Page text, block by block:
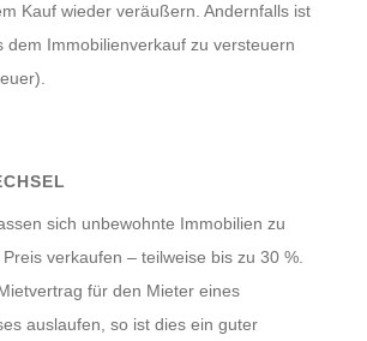
Kauf wieder veräußern. Andernfalls ist
dem Immobilienverkauf zu versteuern
sich unbewohnte Immobilien zu
verkaufen – teilweise bis zu 30 %.
für den Mieter eines
auslaufen, so ist dies ein guter